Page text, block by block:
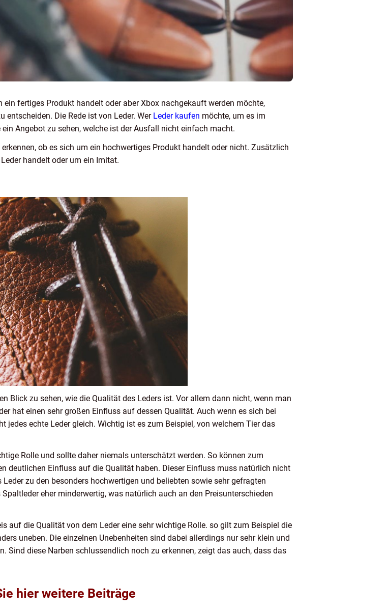
fertiges Produkt handelt oder aber Xbox nachgekauft werden möchte,
Die Rede ist von Leder. Wer Leder kaufen möchte, um es im
Angebot zu sehen, welche ist der Ausfall nicht einfach macht.
ob es sich um ein hochwertiges Produkt handelt oder nicht. Zusätzlich
handelt oder um ein Imitat.
Blick zu sehen, wie die Qualität des Leders ist. Vor allem dann nicht, wenn man
hat einen sehr großen Einfluss auf dessen Qualität. Auch wenn es sich bei
jedes echte Leder gleich. Wichtig ist es zum Beispiel, von welchem Tier das
Rolle und sollte daher niemals unterschätzt werden. So können zum
deutlichen Einfluss auf die Qualität haben. Dieser Einfluss muss natürlich nicht
zu den besonders hochwertigen und beliebten sowie sehr gefragten
eher minderwertig, was natürlich auch an den Preisunterschieden
auf die Qualität von dem Leder eine sehr wichtige Rolle. so gilt zum Beispiel die
uneben. Die einzelnen Unebenheiten sind dabei allerdings nur sehr klein und
Sind diese Narben schlussendlich noch zu erkennen, zeigt das auch, dass das
hier weitere Beiträge